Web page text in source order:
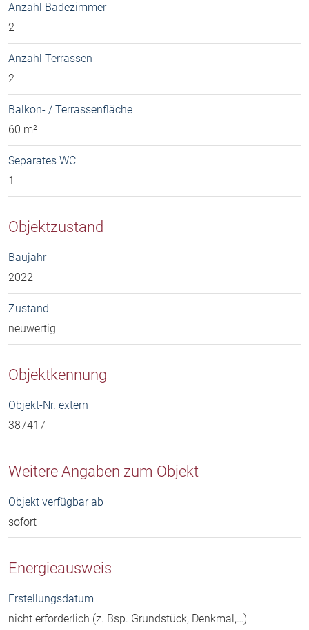
Anzahl Badezimmer
2
Anzahl Terrassen
2
Balkon- / Terrassenfläche
60 m²
Separates WC
1
Objektzustand
Baujahr
2022
Zustand
neuwertig
Objektkennung
Objekt-Nr. extern
387417
Weitere Angaben zum Objekt
Objekt verfügbar ab
sofort
Energieausweis
Erstellungsdatum
nicht erforderlich (z. Bsp. Grundstück, Denkmal,…)